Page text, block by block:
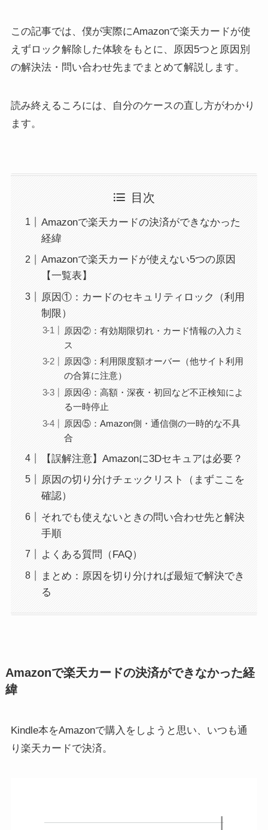
この記事では、僕が実際にAmazonで楽天カードが使
えずロック解除した体験をもとに、原因5つと原因別
の解決法・問い合わせ先までまとめて解説します。
読み終えるころには、自分のケースの直し方がわかり
ます。
目次
Amazonで楽天カードの決済ができなかった
経緯
Amazonで楽天カードが使えない5つの原因
【一覧表】
原因①：カードのセキュリティロック（利用
制限）
原因②：有効期限切れ・カード情報の入力ミ
ス
原因③：利用限度額オーバー（他サイト利用
の合算に注意）
原因④：高額・深夜・初回など不正検知によ
る一時停止
原因⑤：Amazon側・通信側の一時的な不具
合
【誤解注意】Amazonに3Dセキュアは必要？
原因の切り分けチェックリスト（まずここを
確認）
それでも使えないときの問い合わせ先と解決
手順
よくある質問（FAQ）
まとめ：原因を切り分ければ最短で解決でき
る
Amazonで楽天カードの決済ができなかった経
緯
Kindle本をAmazonで購入をしようと思い、いつも通
り楽天カードで決済。